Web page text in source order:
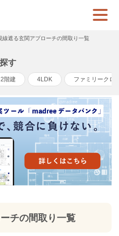
線遮る玄関アプローチの間取り一覧
す
2階建 4LDK ファミリークロ
チの間取り一覧